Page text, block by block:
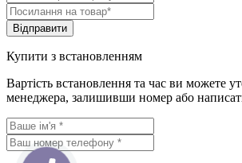
Вiдправити
Купити з встановленням
Вартість встановлення та час ви можете
менеджера, залишивши номер або